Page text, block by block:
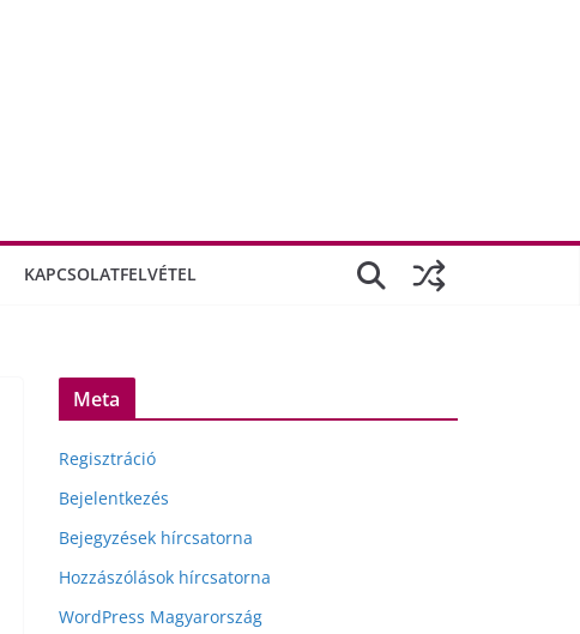
KAPCSOLATFELVÉTEL
Meta
Regisztráció
Bejelentkezés
Bejegyzések hírcsatorna
Hozzászólások hírcsatorna
WordPress Magyarország